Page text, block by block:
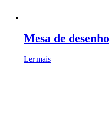
Mesa de desenho
Ler mais